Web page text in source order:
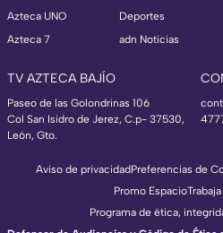
Azteca UNO
Azteca 7
Deportes
adn Noticias
TV AZTECA BAJÍO
Paseo de las Golondrinas 106
Col San Isidro de Jerez, C.p- 37530,
León, Gto.
Aviso de privacidadPreferencias de
Promo Espacio
Programa de ética,